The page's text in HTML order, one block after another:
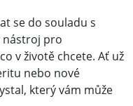
se do souladu s
nástroj pro
v životě chcete. Ať už
nebo nové
který vám může